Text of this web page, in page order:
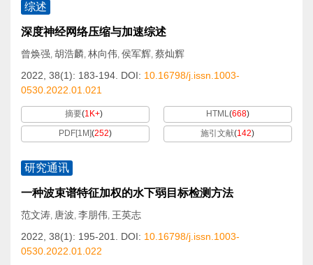
综述
深度神经网络压缩与加速综述
曾焕强, 胡浩麟, 林向伟, 侯军辉, 蔡灿辉
2022, 38(1): 183-194. DOI: 10.16798/j.issn.1003-
0530.2022.01.021
摘要(1K+) HTML(668)
PDF[1M](252) 施引文献(142)
研究通讯
一种波束谱特征加权的水下弱目标检测方法
范文涛, 唐波, 李朋伟, 王英志
2022, 38(1): 195-201.
DOI: 10.16798/j.issn.1003-
0530.2022.01.022